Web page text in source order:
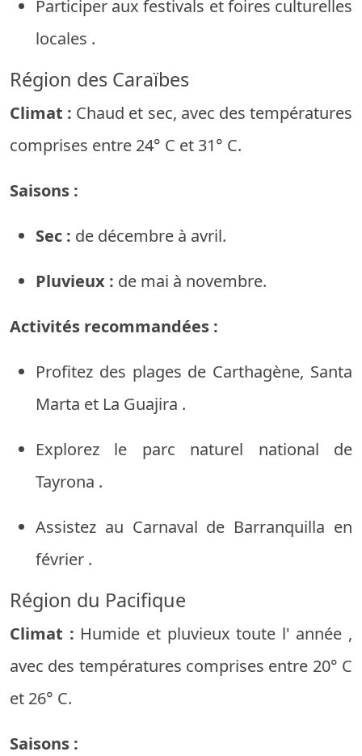
Participer aux festivals etfoires culturelles
locales .
Région des Caraïbes
Climat : Chaud et sec, avec des températures
comprises entre 24° C et 31° C.
Saisons :
Sec : de décembre à avril.
Pluvieux : de mai à novembre.
Activités recommandées :
Profitez des plages de Carthagène, Santa
Marta et La Guajira .
Explorez le parc naturel national
de
Tayrona .
Assistez au Carnaval de Barranquilla en
février .
Région du Pacifique
Climat : Humide et pluvieux toute l' année ,
avec des températures comprises entre 20° C
et 26° C.
Saisons :